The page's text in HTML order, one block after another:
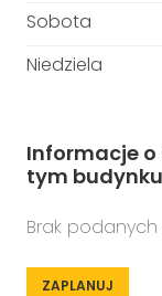
Sobota
Niedziela
Informacje o
tym budynku
Brak
ZAPLANUJ